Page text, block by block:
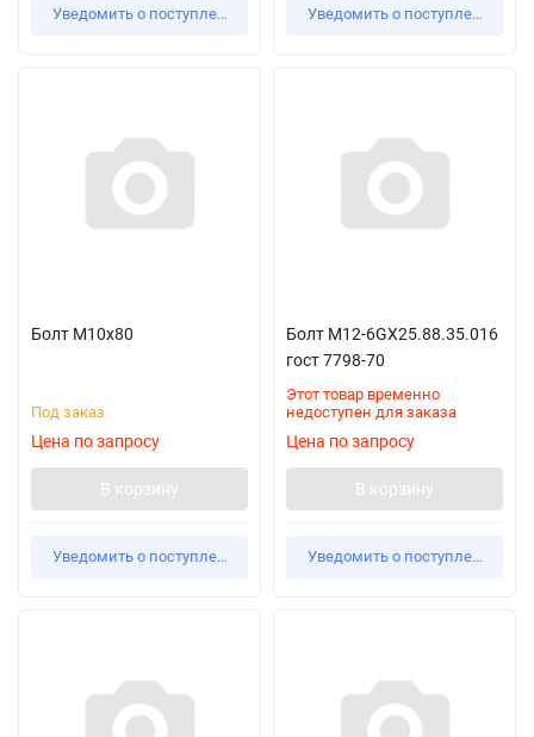
Уведомить о поступлении Уведомить о поступлении
Болт М10х80
Под заказ
Цена по запросу
В корзину
Уведомить о поступлении
Болт М12-6GX25.88.35.016
гост 7798-70
Этот товар временно
недоступен для заказа
Цена по запросу
В корзину
Уведомить о поступлении